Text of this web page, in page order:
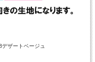
ザートベージュ